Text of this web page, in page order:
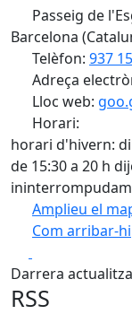
Passeig de
Barcelona
Telèfon: 937
Adreça
Lloc web:
Horari:
horari d'hivern:
de 15:30 a 20 h
Amplieu el
Com arribar-hi
+
−
Darrera
RSS